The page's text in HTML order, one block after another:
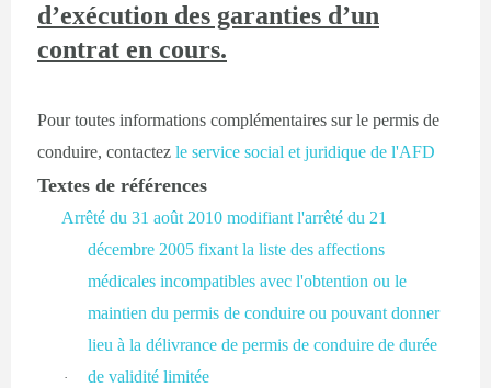
d’exécution des garanties d’un
contrat en cours.
Pour toutes informations complémentaires sur le permis de
conduire, contactez le service social et juridique de l'AFD
Textes de références
·
Arrêté du 31 août 2010 modifiant l'arrêté du 21
décembre 2005 fixant la liste des affections
médicales incompatibles avec l'obtention ou le
maintien du permis de conduire ou pouvant donner
lieu à la délivrance de permis de conduire de durée
de validité limitée